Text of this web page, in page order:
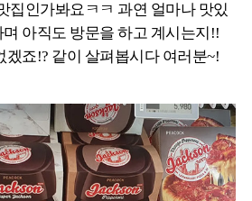
집인가봐요ㅋㅋ 과연 얼마나 맛있
아직도 방문을 하고 계시는지!!
겠죠!? 같이 살펴봅시다 여러분~!